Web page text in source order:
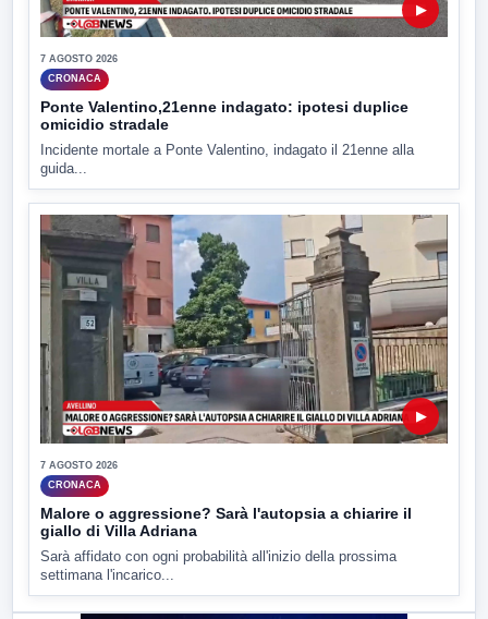
▶
7 AGOSTO 2026
CRONACA
Ponte Valentino,21enne indagato: ipotesi duplice
omicidio stradale
Incidente mortale a Ponte Valentino, indagato il 21enne alla
guida...
▶
7 AGOSTO 2026
CRONACA
Malore o aggressione? Sarà l'autopsia a chiarire il
giallo di Villa Adriana
Sarà affidato con ogni probabilità all'inizio della prossima
settimana l'incarico...